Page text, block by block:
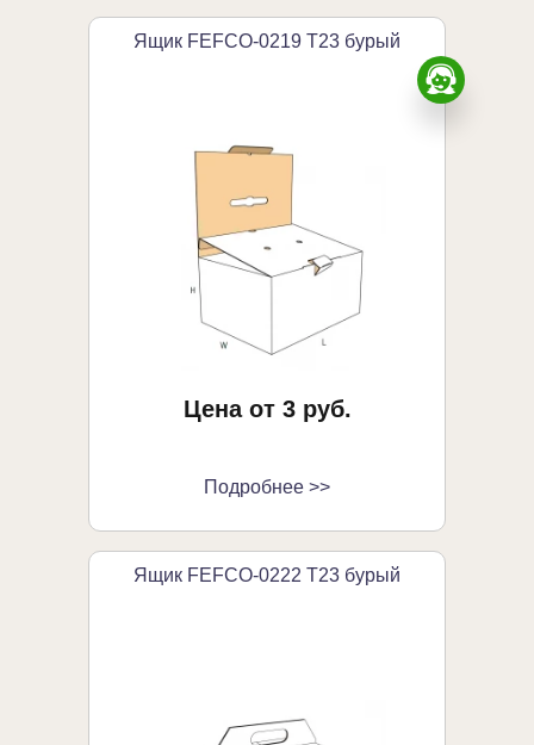
Ящик FEFCO-0219 Т23 бурый
Цена от 3 руб.
Подробнее >>
Ящик FEFCO-0222 Т23 бурый